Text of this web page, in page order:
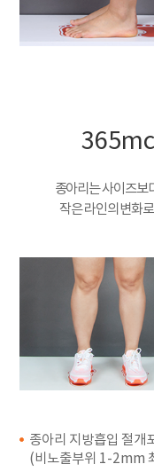
365mc
종아리는 사이즈보
작은 라인의 변화
종아리 지방흡입 절개
(비노출부위 1-2mm